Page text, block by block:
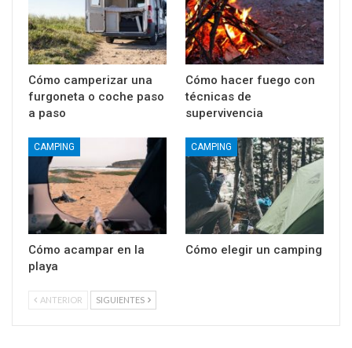
Cómo camperizar una
furgoneta o coche paso
a paso
Cómo hacer fuego con
técnicas de
supervivencia
CAMPING
Cómo acampar en la
playa
CAMPING
Cómo elegir un camping
ANTERIOR SIGUIENTES